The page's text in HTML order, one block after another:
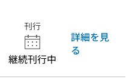
刊行
継続刊行中
詳細を見
る